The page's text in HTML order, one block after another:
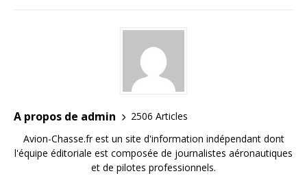
A propos de admin
2506 Articles
Avion-Chasse.fr est un site d'information indépendant dont
l'équipe éditoriale est composée de journalistes aéronautiques
et de pilotes professionnels.